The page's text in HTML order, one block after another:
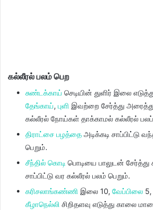
கல்லீரல் பலம் பெற
சுண்டக்காய் செடியின் துளிர் இலை
தேங்காய், புளி இவற்றை சேர்த்து அரைத்து
கல்லீரல் நோய்கள் தாக்காமல் கல்லீரல்
திராட்சை பழத்தை அடிக்கடி சாப்பிட்டு
பெறும்.
சீந்தில் கொடி பொடியை பாலுடன்
சாப்பிட்டு வர கல்லீரல் பலம் பெறும்.
கரிசலாங்கண்ணி இலை 10, வேப்பிலை 5,
கீழாநெல்லி சிறிதளவு எடுத்து காலை